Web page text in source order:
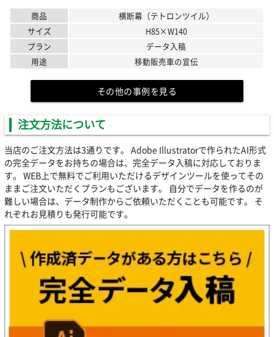
商品
横断幕（テトロンツイル）
サイズ
H85×W140
プラン
データ入稿
用途
移動販売車の宣伝
その他の事例を見る
注文方法について
当店のご注文方法は3通りです。 Adobe Illustratorで作られたAI形式
の完全データをお持ちの場合は、完全データ入稿に対応しておりま
す。 WEB上で無料でご利用いただけるデザインツールを使ってその
ままご注文いただくプランもございます。 自分でデータを作るのが
難しい場合は、データ制作からご依頼いただくことも可能です。 そ
れぞれお見積りも発行可能です。